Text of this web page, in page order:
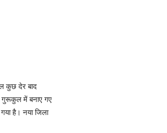
कुछ देर बाद
गुरूकुल में बनाए गए
है। नया जिला